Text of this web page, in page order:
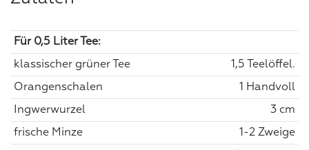
Für 0,5 Liter Tee:
klassischer grüner Tee 1,5 Teelöffel.
Orangenschalen 1 Handvoll
Ingwerwurzel 3 cm
frische Minze 1-2 Zweige